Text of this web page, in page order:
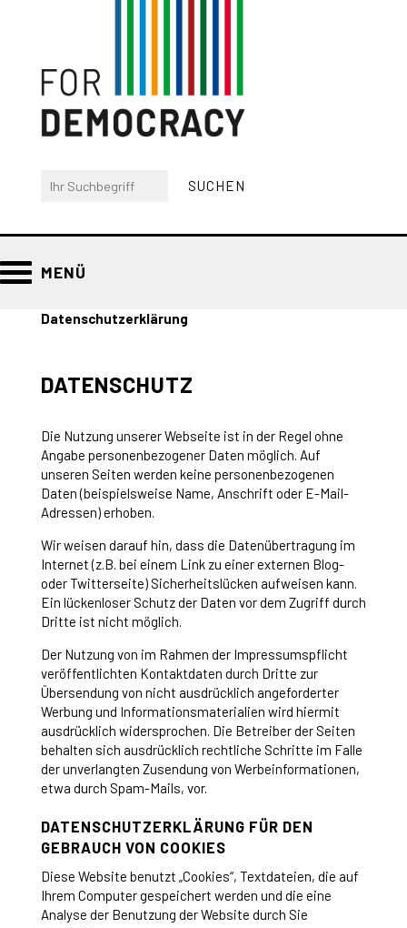
MENÜ
Datenschutzerklärung
DATENSCHUTZ
Die Nutzung unserer Webseite ist in der Regel ohne
Angabe personenbezogener Daten möglich. Auf
unseren Seiten werden keine personenbezogenen
Daten (beispielsweise Name, Anschrift oder E-Mail-
Adressen) erhoben.
Wir weisen darauf hin, dass die Datenübertragung im
Internet (z.B. bei einem Link zu einer externen Blog-
oder Twitterseite) Sicherheitslücken aufweisen kann.
Ein lückenloser Schutz der Daten vor dem Zugriff durch
Dritte ist nicht möglich.
Der Nutzung von im Rahmen der Impressumspflicht
veröffentlichten Kontaktdaten durch Dritte zur
Übersendung von nicht ausdrücklich angeforderter
Werbung und Informationsmaterialien wird hiermit
ausdrücklich widersprochen. Die Betreiber der Seiten
behalten sich ausdrücklich rechtliche Schritte im Falle
der unverlangten Zusendung von Werbeinformationen,
etwa durch Spam-Mails, vor.
DATENSCHUTZERKLÄRUNG FÜR DEN
GEBRAUCH VON COOKIES
Diese Website benutzt „Cookies“, Textdateien, die auf
Ihrem Computer gespeichert werden und die eine
Analyse der Benutzung der Website durch Sie